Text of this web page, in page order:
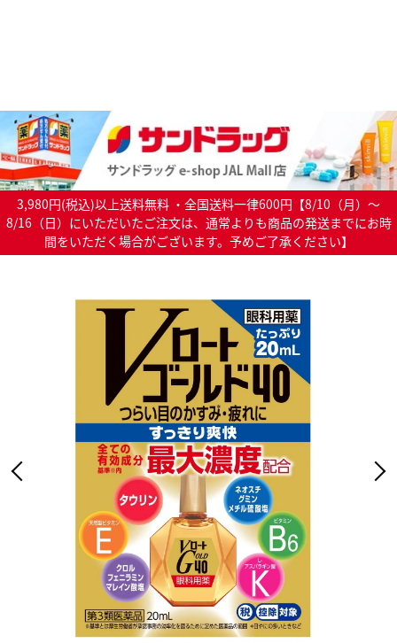
3,980円(税込)以上送料無料 ・全国送料一律600円【8/10（月）～
8/16（日）にいただいたご注文は、通常よりも商品の発送までにお時
間をいただく場合がございます。予めご了承ください】